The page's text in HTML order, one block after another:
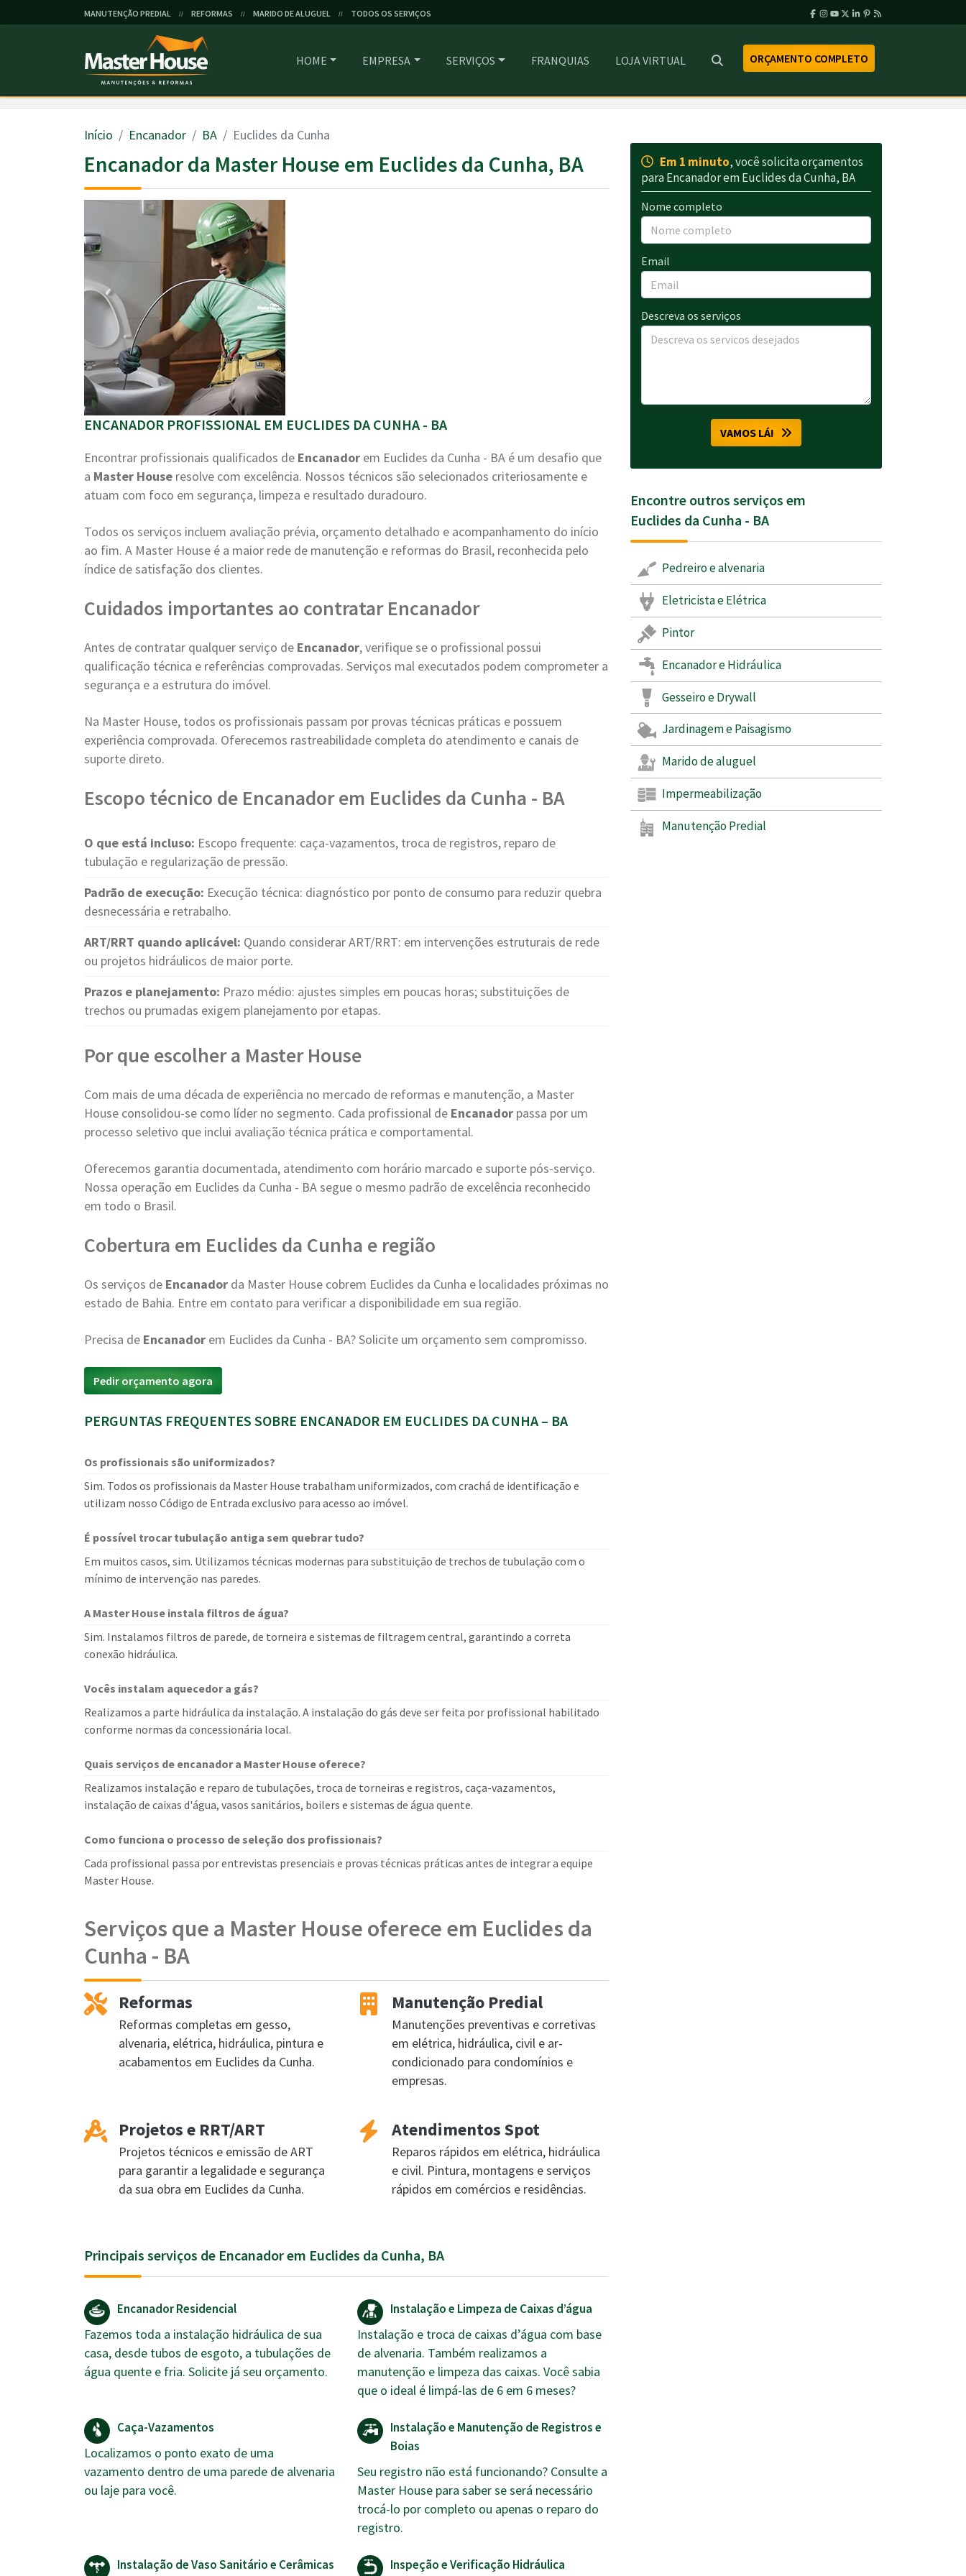
MANUTENÇÃO PREDIAL // REFORMAS // MARIDO DE ALUGUEL // TODOS OS SERVIÇOS
HOME EMPRESA SERVIÇOS FRANQUIAS LOJA VIRTUAL ORÇAMENTO COMPLETO
Início Encanador BA Euclides da Cunha
Encanador da Master House em Euclides da Cunha, BA
ENCANADOR PROFISSIONAL EM EUCLIDES DA CUNHA - BA
Encontrar profissionais qualificados de Encanador em Euclides da Cunha - BA é um desafio que
a Master House resolve com excelência. Nossos técnicos são selecionados criteriosamente e
atuam com foco em segurança, limpeza e resultado duradouro.
Todos os serviços incluem avaliação prévia, orçamento detalhado e acompanhamento do início
ao fim. A Master House é a maior rede de manutenção e reformas do Brasil, reconhecida pelo
índice de satisfação dos clientes.
Cuidados importantes ao contratar Encanador
Antes de contratar qualquer serviço de Encanador, verifique se o profissional possui
qualificação técnica e referências comprovadas. Serviços mal executados podem comprometer a
segurança e a estrutura do imóvel.
Na Master House, todos os profissionais passam por provas técnicas práticas e possuem
experiência comprovada. Oferecemos rastreabilidade completa do atendimento e canais de
suporte direto.
Escopo técnico de Encanador em Euclides da Cunha - BA
O que está incluso: Escopo frequente: caça-vazamentos, troca de registros, reparo de
tubulação e regularização de pressão.
Padrão de execução: Execução técnica: diagnóstico por ponto de consumo para reduzir quebra
desnecessária e retrabalho.
ART/RRT quando aplicável: Quando considerar ART/RRT: em intervenções estruturais de rede
ou projetos hidráulicos de maior porte.
Prazos e planejamento: Prazo médio: ajustes simples em poucas horas; substituições de
trechos ou prumadas exigem planejamento por etapas.
Por que escolher a Master House
Com mais de uma década de experiência no mercado de reformas e manutenção, a Master
House consolidou-se como líder no segmento. Cada profissional de Encanador passa por um
processo seletivo que inclui avaliação técnica prática e comportamental.
Oferecemos garantia documentada, atendimento com horário marcado e suporte pós-serviço.
Nossa operação em Euclides da Cunha - BA segue o mesmo padrão de excelência reconhecido
em todo o Brasil.
Cobertura em Euclides da Cunha e região
Os serviços de Encanador da Master House cobrem Euclides da Cunha e localidades próximas no
estado de Bahia. Entre em contato para verificar a disponibilidade em sua região.
Precisa de Encanador em Euclides da Cunha - BA? Solicite um orçamento sem compromisso.
Pedir orçamento agora
PERGUNTAS FREQUENTES SOBRE ENCANADOR EM EUCLIDES DA CUNHA – BA
Os profissionais são uniformizados?
Sim. Todos os profissionais da Master House trabalham uniformizados, com crachá de identificação e
utilizam nosso Código de Entrada exclusivo para acesso ao imóvel.
É possível trocar tubulação antiga sem quebrar tudo?
Em muitos casos, sim. Utilizamos técnicas modernas para substituição de trechos de tubulação com o
mínimo de intervenção nas paredes.
A Master House instala filtros de água?
Sim. Instalamos filtros de parede, de torneira e sistemas de filtragem central, garantindo a correta
conexão hidráulica.
Vocês instalam aquecedor a gás?
Realizamos a parte hidráulica da instalação. A instalação do gás deve ser feita por profissional habilitado
conforme normas da concessionária local.
Quais serviços de encanador a Master House oferece?
Realizamos instalação e reparo de tubulações, troca de torneiras e registros, caça-vazamentos,
instalação de caixas d'água, vasos sanitários, boilers e sistemas de água quente.
Como funciona o processo de seleção dos profissionais?
Cada profissional passa por entrevistas presenciais e provas técnicas práticas antes de integrar a equipe
Master House.
Serviços que a Master House oferece em Euclides da
Cunha - BA
Reformas
Reformas completas em gesso,
alvenaria, elétrica, hidráulica, pintura e
acabamentos em Euclides da Cunha.
Manutenção Predial
Manutenções preventivas e corretivas
em elétrica, hidráulica, civil e ar-
condicionado para condomínios e
empresas.
Projetos e RRT/ART
Projetos técnicos e emissão de ART
para garantir a legalidade e segurança
da sua obra em Euclides da Cunha.
Atendimentos Spot
Reparos rápidos em elétrica, hidráulica
e civil. Pintura, montagens e serviços
rápidos em comércios e residências.
Principais serviços de Encanador em Euclides da Cunha, BA
Encanador Residencial
Fazemos toda a instalação hidráulica de sua
casa, desde tubos de esgoto, a tubulações de
água quente e fria. Solicite já seu orçamento.
Instalação e Limpeza de Caixas d’água
Instalação e troca de caixas d’água com base
de alvenaria. Também realizamos a
manutenção e limpeza das caixas. Você sabia
que o ideal é limpá-las de 6 em 6 meses?
Caça-Vazamentos
Localizamos o ponto exato de uma
vazamento dentro de uma parede de alvenaria
ou laje para você.
Instalação e Manutenção de Registros e
Boias
Seu registro não está funcionando? Consulte a
Master House para saber se será necessário
trocá-lo por completo ou apenas o reparo do
registro.
Instalação de Vaso Sanitário e Cerâmicas Inspeção e Verificação Hidráulica
Em 1 minuto, você solicita orçamentos
para Encanador em Euclides da Cunha, BA
Nome completo
Email
Descreva os serviços
VAMOS LÁ!
Encontre outros serviços em
Euclides da Cunha - BA
Pedreiro e alvenaria
Eletricista e Elétrica
Pintor
Encanador e Hidráulica
Gesseiro e Drywall
Jardinagem e Paisagismo
Marido de aluguel
Impermeabilização
Manutenção Predial